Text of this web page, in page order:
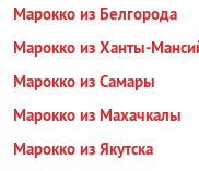
Марокко из Белгорода
Марокко из Ханты-
Марокко из Самары
Марокко из Махачкалы
Марокко из Якутска